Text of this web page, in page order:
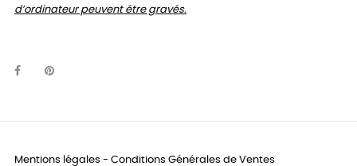
d’ordinateur peuvent être gravés.
Mentions légales - Conditions Générales de Ventes